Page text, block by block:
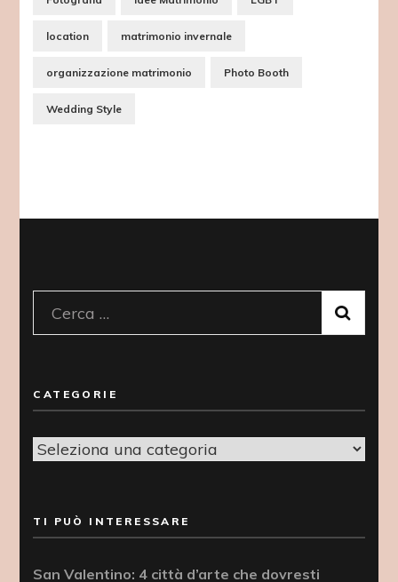
location matrimonio invernale
organizzazione matrimonio Photo Booth
Wedding Style
Ricerca
per:
CATEGORIE
Categorie
TI PUÒ INTERESSARE
San Valentino: 4 città d’arte che dovresti